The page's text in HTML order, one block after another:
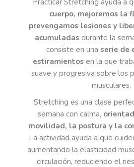
Practicar Stretching ayuda a
cuerpo, mejoremos la
prevengamos lesiones y
acumuladas durante la
consiste en una serie de
estiramientos en la que
suave y progresiva sobre los
musculares.
Stretching es una clase
semana con calma,
movilidad, la postura y la
La actividad ayuda a que
aumentando la elasticidad
circulación, reduciendo el